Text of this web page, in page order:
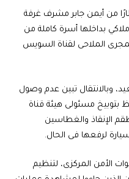
من أيمن جابر مشرف غرفة
بداخلها أسرة كاملة من
12” إلى مياه المجرى الملاحى لقناة السويس
وبالانتقال تبين عدم وصول
بتوبيخ مسئولى هيئة قناة
الإنقاذ والغطاسين
لرفعها فى الحال.
الأمن 3 فرق من قوات الأمن المركزى، لتنظيم